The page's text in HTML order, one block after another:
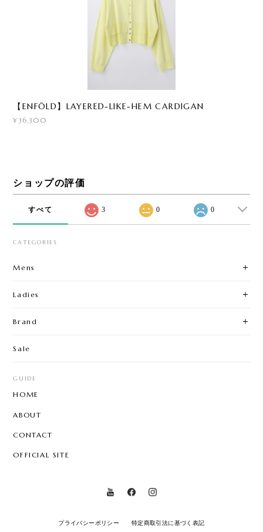
【ENFÖLD】LAYERED-LIKE-HEM CARDIGAN
¥36,300
ショップの評価
すべて 3 0 0
CATEGORIES
Mens
Ladies
Brand
Sale
GUIDE
HOME
ABOUT
CONTACT
OFFICIAL SITE
プライバシーポリシー 特定商取引法に基づく表記